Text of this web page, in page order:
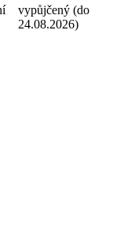
vypůjčený (do
24.08.2026)